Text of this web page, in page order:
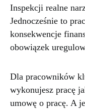
Inspekcji realne
Jednocześnie to
konsekwencje
obowiązek
Dla pracowników
wykonujesz pracę
umowę o pracę. A